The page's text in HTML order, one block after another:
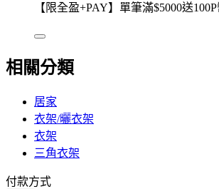
【限全盈+PAY】單筆滿$5000送
相關分類
居家
衣架/曬衣架
衣架
三角衣架
付款方式